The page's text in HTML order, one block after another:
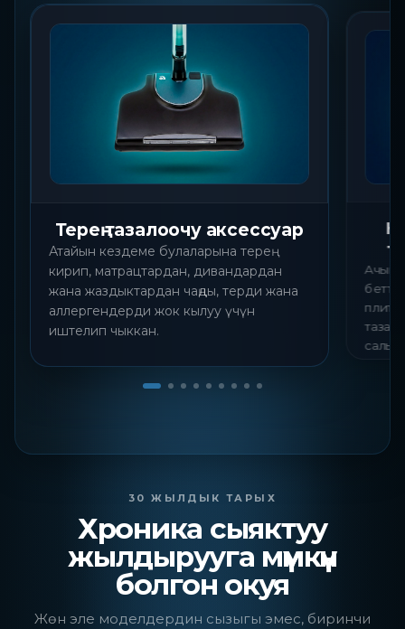
Терең тазалоочу аксессуар
Атайын кездеме булаларына терең
кирип, матрацтардан, дивандардан
жана жаздыктардан чаңды, терди жана
аллергендерди жок кылуу үчүн
иштелип чыккан.
Ачык
30 ЖЫЛДЫК ТАРЫХ
Хроника сыяктуу
жылдырууга мүмкүн
болгон окуя
Жөн эле моделдердин сызыгы эмес, биринчи